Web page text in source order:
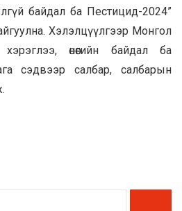
байдал ба Пестицид-2024”
Хэлэлцүүлгээр Монгол
өнөөгийн байдал ба
сэдвээр салбар, салбарын